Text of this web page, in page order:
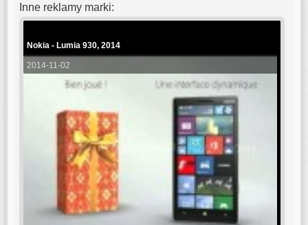
Inne reklamy marki:
Nokia - Lumia 930, 2014
2014-11-02